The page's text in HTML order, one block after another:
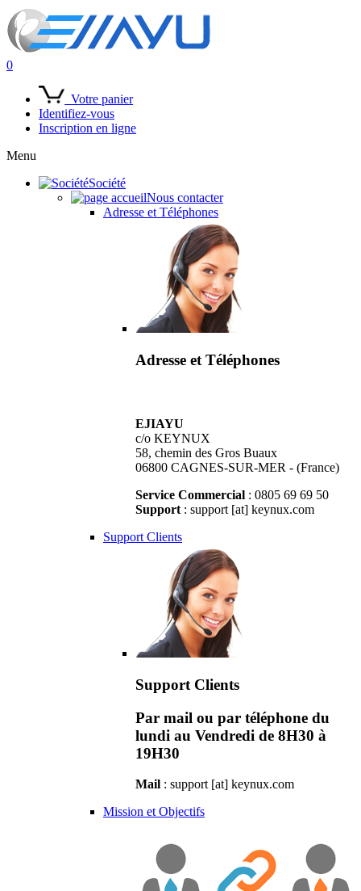
0
Votre panier
Identifiez-vous
Inscription en ligne
Menu
Société
Nous contacter
Adresse et Téléphones
Adresse et Téléphones
EJIAYU
c/o KEYNUX
58, chemin des Gros Buaux
06800 CAGNES-SUR-MER - (France)
Service Commercial : 0805 69 69 50
Support : support [at] keynux.com
Support Clients
Support Clients
Par mail ou par téléphone du
lundi au Vendredi de 8H30 à
19H30
Mail : support [at] keynux.com
Mission et Objectifs